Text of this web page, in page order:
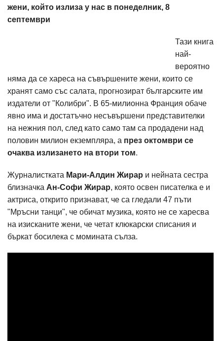
жени, който излиза у нас в понеделник, 8
септември
Тази книга
най-
вероятно
няма да се хареса на съвършените жени, които се
хранят само със салата, прогнозират българските им
издатели от "Колибри". В 65-милионна Франция обаче
явно има и достатъчно несъвършени представителки
на нежния пол, след като само там са продадени над
половин милион екземпляра, а през октомври се
очаква излизането на втори том.
Журналистката Мари-Алдин Жирар и нейната сестра
близначка Ан-Софи Жирар, която освен писателка е и
актриса, открито признават, че са гледали 47 пъти
"Мръсни танци", че обичат музика, която не се харесва
на изисканите жени, че четат клюкарски списания и
бъркат босилека с момината сълза.